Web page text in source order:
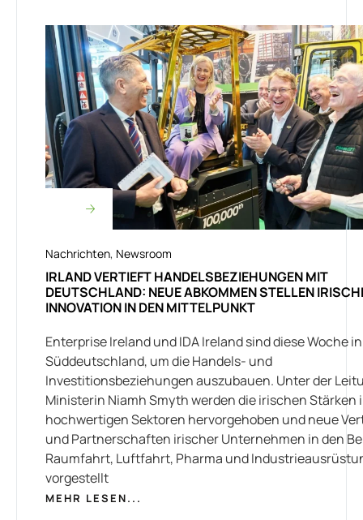
Nachrichten, Newsroom
IRLAND VERTIEFT HANDELSBEZIEHUNGEN MIT
DEUTSCHLAND: NEUE ABKOMMEN STELLEN
INNOVATION IN DEN MITTELPUNKT
Enterprise Ireland und IDA Ireland sind diese Woche in
Süddeutschland, um die Handels- und
Investitionsbeziehungen auszubauen. Unter der
Ministerin Niamh Smyth werden die irischen Stärken
hochwertigen Sektoren hervorgehoben und neue
und Partnerschaften irischer Unternehmen in den
Raumfahrt, Luftfahrt, Pharma und
vorgestellt
MEHR LESEN...